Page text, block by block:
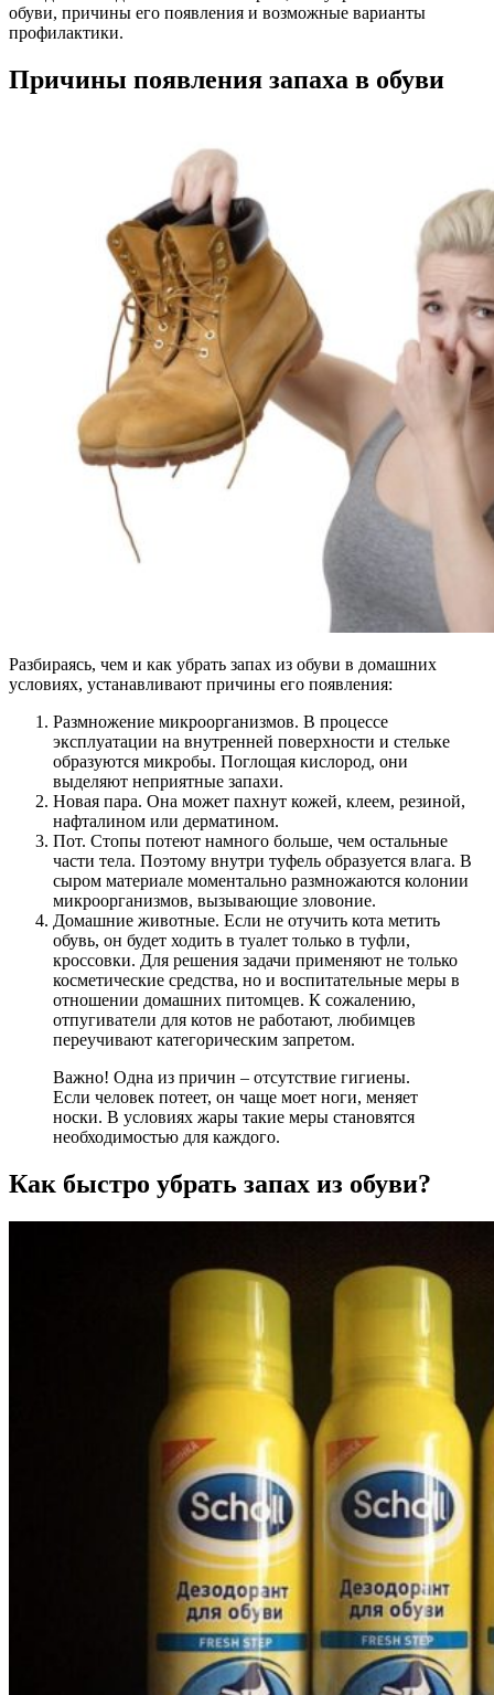
обуви, причины его появления и возможные варианты
профилактики.
Причины появления запаха в обуви
Разбираясь, чем и как убрать запах из обуви в домашних
условиях, устанавливают причины его появления:
Размножение микроорганизмов. В процессе
эксплуатации на внутренней поверхности и стельке
образуются микробы. Поглощая кислород, они
выделяют неприятные запахи.
Новая пара. Она может пахнут кожей, клеем, резиной,
нафталином или дерматином.
Пот. Стопы потеют намного больше, чем остальные
части тела. Поэтому внутри туфель образуется влага. В
сыром материале моментально размножаются колонии
микроорганизмов, вызывающие зловоние.
Домашние животные. Если не отучить кота метить
обувь, он будет ходить в туалет только в туфли,
кроссовки. Для решения задачи применяют не только
косметические средства, но и воспитательные меры в
отношении домашних питомцев. К сожалению,
отпугиватели для котов не работают, любимцев
переучивают категорическим запретом.
Важно! Одна из причин – отсутствие гигиены.
Если человек потеет, он чаще моет ноги, меняет
носки. В условиях жары такие меры становятся
необходимостью для каждого.
Как быстро убрать запах из обуви?